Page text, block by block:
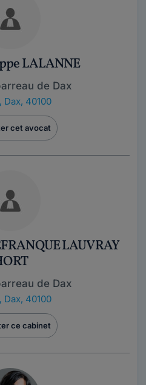
LALANNE
de Dax
, Dax, 40100
cet avocat
LAUVRAY
de Dax
, Dax, 40100
ce cabinet